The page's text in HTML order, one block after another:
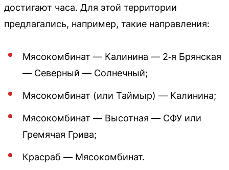
достигают часа. Для этой территории
предлагались, например, такие направления:
Мясокомбинат — Калинина — 2‑я Брянская
— Северный — Солнечный;
Мясокомбинат (или Таймыр) — Калинина;
Мясокомбинат — Высотная — СФУ или
Гремячая Грива;
Красраб — Мясокомбинат.